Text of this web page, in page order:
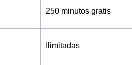
250 minutos gratis
Ilimitadas